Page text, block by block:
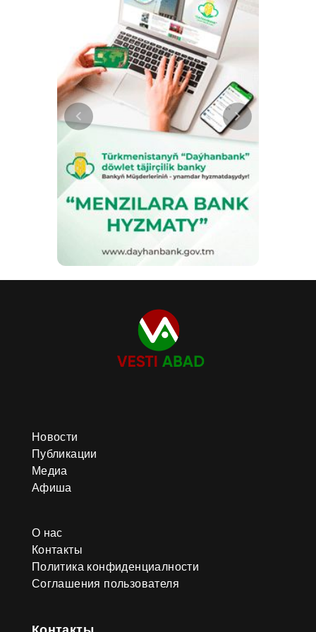
по производству ковров,
национальной ткани кетени и
других изделий из шёлка.
Шёлковое волокно также
используется на Ашхабадской
фабрике по производству
панбархата. Расширяется
производство продукции под
торговыми марками «Gala»,
«Ýeňiş», «Goza», «Wada»,
«Nusaý», «Bedew», «Bürgüt»,
«Akpamyk», «Merw», «Jeýtun» и
«Mäne». Её соответствие
требованиям качества и
подтверждается
международными
сертификатами. Развитие
отрасли включает и
модернизацию национального
«Türkmenhaly» достиг 107,4
процента. Туркменские
текстильные и ковровые изделия
продолжают продвигаться на
зарубежных рынках.
ярмарка «Turkmen Textile Expo
2026», прошедшая 4–6 июня в
Новости
Публикации
Медиа
Афиша
О нас
Контакты
Политика конфиденциалности
Соглашения пользователя